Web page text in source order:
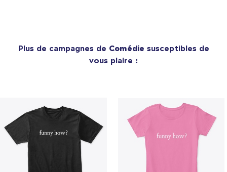
Plus de campagnes de Comédie susceptibles de
vous plaire :